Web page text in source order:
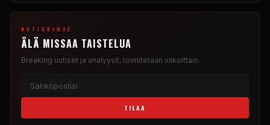
UUTISKIRJE
ÄLÄ MISSAA TAISTELUA
Breaking uutiset ja analyysit, toimitetaan viikoittain.
TILAA